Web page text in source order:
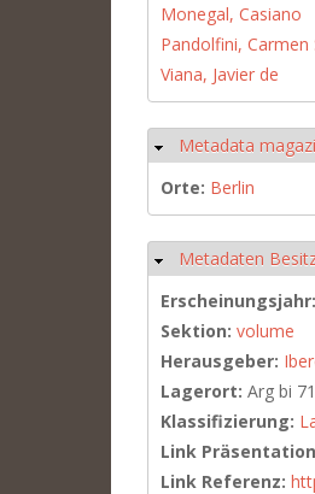
Monegal, Casiano
Pandolfini, Carmen
Viana, Javier de
Ausblenden
Metadata
Orte: Berlin
Ausblenden
Metadaten
Erscheinungsjahr:
Sektion: volume
Herausgeber:
Lagerort: Arg bi
Klassifizierung:
Link
Link Referenz: